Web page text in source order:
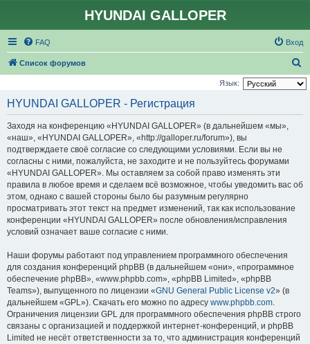
HYUNDAI GALLOPER
FAQ Вход
Список форумов
о
Язык:
HYUNDAI GALLOPER - Регистрация
Заходя на конференцию «HYUNDAI GALLOPER» (в дальнейшем «мы»,
«наш», «HYUNDAI GALLOPER», «http://galloper.ru/forum»), вы
подтверждаете своё согласие со следующими условиями. Если вы не
согласны с ними, пожалуйста, не заходите и не пользуйтесь форумами
«HYUNDAI GALLOPER». Мы оставляем за собой право изменять эти
правила в любое время и сделаем всё возможное, чтобы уведомить вас об
этом, однако с вашей стороны было бы разумным регулярно
просматривать этот текст на предмет изменений, так как использование
конференции «HYUNDAI GALLOPER» после обновления/исправления
условий означает ваше согласие с ними.
Наши форумы работают под управлением программного обеспечения
для создания конференций phpBB (в дальнейшем «они», «программное
обеспечение phpBB», «www.phpbb.com», «phpBB Limited», «phpBB
Teams»), выпущенного по лицензии «GNU General Public License v2» (в
дальнейшем «GPL»). Скачать его можно по адресу www.phpbb.com.
Ограничения лицензии GPL для программного обеспечения phpBB строго
связаны с организацией и поддержкой интернет-конференций, и phpBB
Limited не несёт ответственности за то, что администрация конференций